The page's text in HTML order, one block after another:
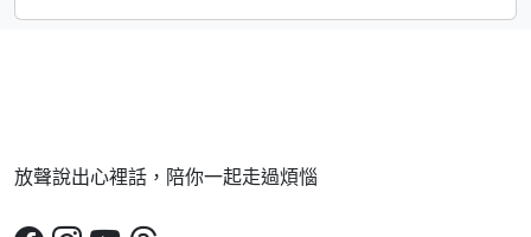
放聲說出心裡話，陪你一起走過煩惱